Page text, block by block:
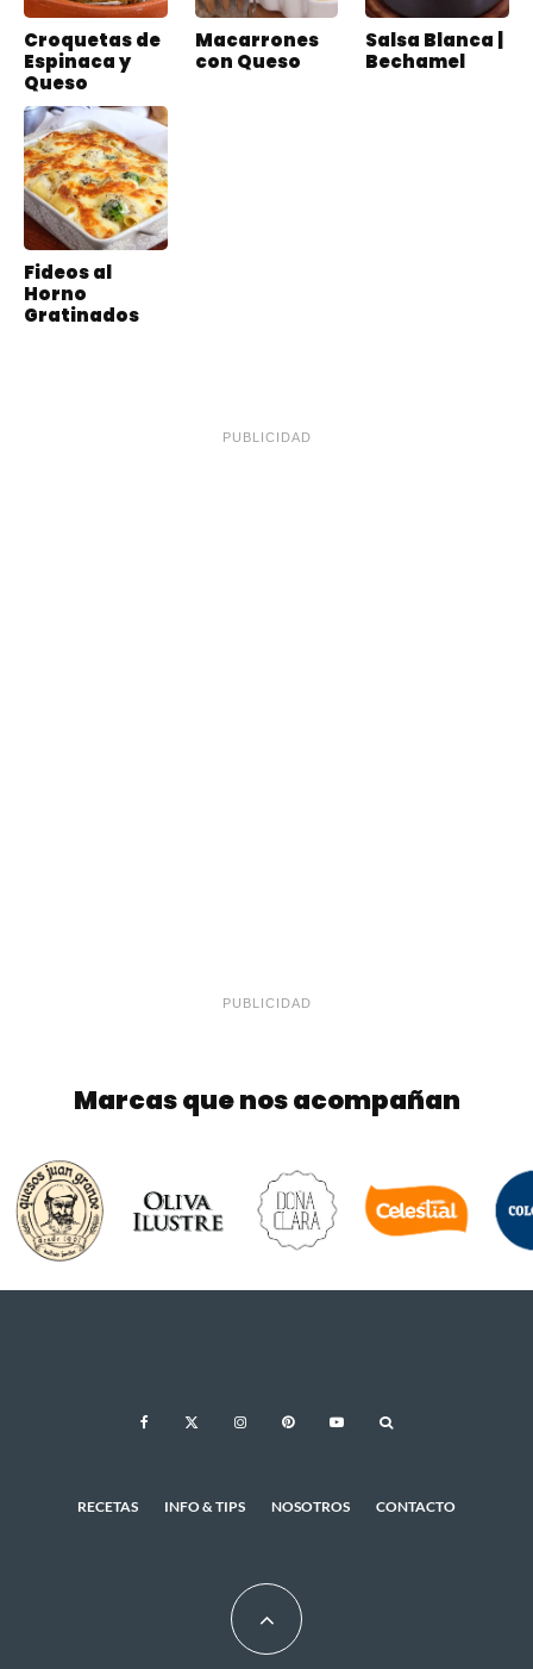
Croquetas de
Espinaca y
Queso
Macarrones
con Queso
Salsa Blanca |
Bechamel
Fideos al
Horno
Gratinados
PUBLICIDAD
PUBLICIDAD
Marcas que nos acompañan
RECETAS INFO & TIPS NOSOTROS CONTACTO